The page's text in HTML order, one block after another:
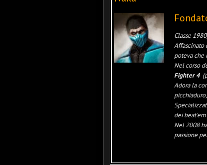
Classe
Affascinato
poteva che
Nel corso
Fighter 4
Adora la
dei
Nel 2008
passione